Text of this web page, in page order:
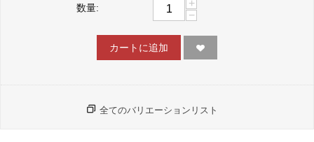
数量:
+
−
カートに追加
全てのバリエーションリスト